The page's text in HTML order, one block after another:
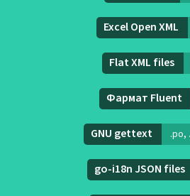
Excel Open XML
Flat XML files
Фармат Fluent
GNU gettext .po,
go-i18n JSON files